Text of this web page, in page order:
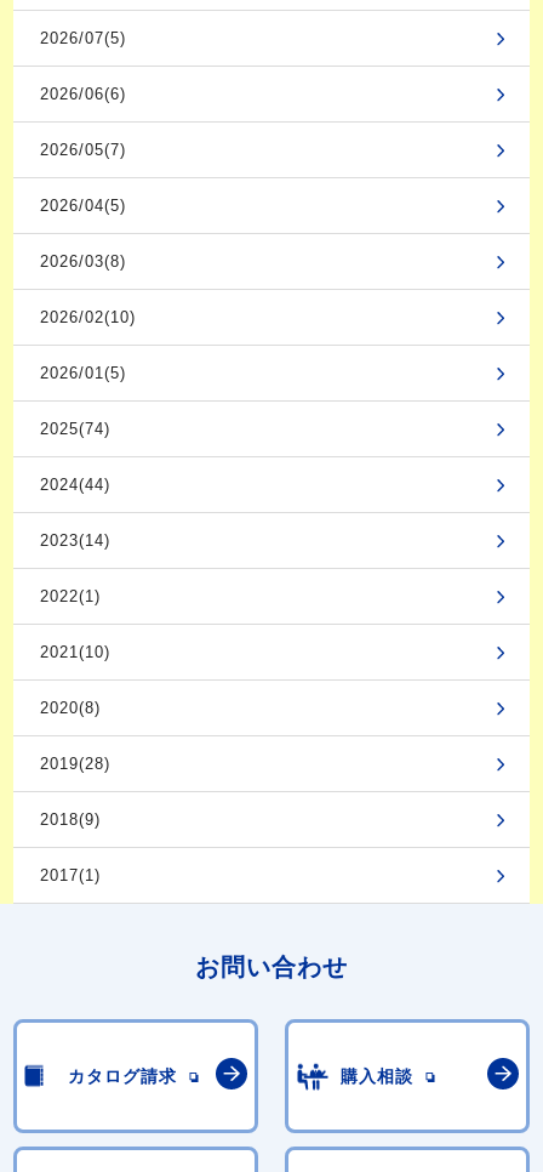
2026/07(5)
2026/06(6)
2026/05(7)
2026/04(5)
2026/03(8)
2026/02(10)
2026/01(5)
2025(74)
2024(44)
2023(14)
2022(1)
2021(10)
2020(8)
2019(28)
2018(9)
2017(1)
お問い合わせ
カタログ請求 購入相談